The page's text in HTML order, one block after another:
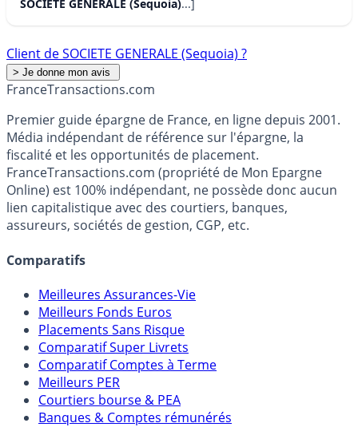
SOCIETE GENERALE (Sequoia)...]
Client de SOCIETE GENERALE (Sequoia) ?
FranceTransactions.com
Premier guide épargne de France, en ligne depuis 2001.
Média indépendant de référence sur l'épargne, la
fiscalité et les opportunités de placement.
FranceTransactions.com (propriété de Mon Epargne
Online) est 100% indépendant, ne possède donc aucun
lien capitalistique avec des courtiers, banques,
assureurs, sociétés de gestion, CGP, etc.
Comparatifs
Meilleures Assurances-Vie
Meilleurs Fonds Euros
Placements Sans Risque
Comparatif Super Livrets
Comparatif Comptes à Terme
Meilleurs PER
Courtiers bourse & PEA
Banques & Comptes rémunérés